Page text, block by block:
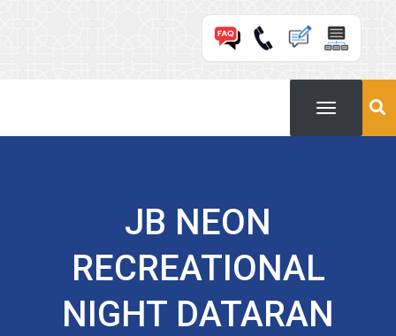
JB NEON
RECREATIONAL
NIGHT DATARAN